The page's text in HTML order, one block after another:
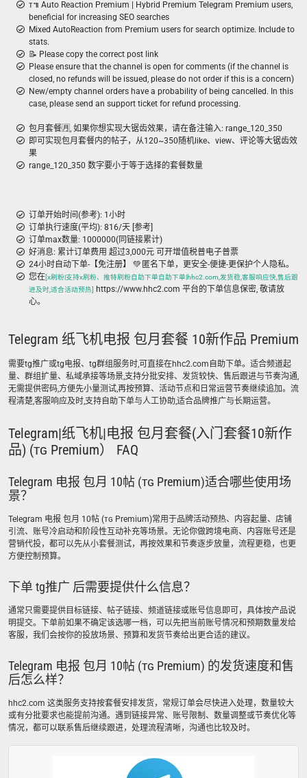
ᴛ៕ Auto Reaction Premium | Hybrid Premium Telegram Premium users,
beneficial for increasing SEO searches
Mixed AutoReaction from Premium users for search optimize. Include to
stats.
📝 Please copy the correct post link
Please ensure that the channel is open for comments (if the channel is
closed, no refunds will be issued, please do not order if this is a concern)
New/empty channel orders have a probability of being cancelled. In this
case, please send an support ticket for refund processing.
包月套餐🈷️, 如果你想实现大锯齿效果，请在备注输入: range_120_350
即可实现包月套餐内的帖子，从120~350随机like、view、评论等大锯齿效
果
range_120_350 数字要小于等于选择的套餐数量
订单开始时间(参考): 1小时
订单执行速度(平均): 816/天 [参考]
订单max数量: 1000000(同链接累计)
好消息: 累计订单费用 超过3,000元 可开增值税普电子普票
24小时自动下单-【免注册】 💚 匿名下单，更安全-便捷-更保护个人隐私。
您在[x刷粉|支持x刷粉、推特刷粉自助下单自助下单|hhc2.com,发货稳,客服响应快,售后跟
进及时,适合活动预热]
https://www.hhc2.com 平台的下单信息保密, 敬请放
心。
Telegram 纸飞机电报 包月套餐 10新作品 Premium
需要tg推广或tg电报、tg群组服务时,可直接在hhc2.com自助下单。适合频道起
量、群组扩量、私域承接等场景,支持分批安排、发货较快、售后跟进与节奏沟通,
无需提供密码,方便先小量测试,再按预算、活动节点和日常运营节奏继续追加。流
程清楚,客服响应及时,支持自助下单与人工协助,适合品牌推广与长期运营。
Telegram|纸飞机|电报 包月套餐(入门套餐10新作
品) (ᴛɢ Premium） FAQ
Telegram 电报 包月 10帖 (ᴛɢ Premium)适合哪些使用场
景？
Telegram 电报 包月 10帖 (ᴛɢ Premium)常用于品牌活动预热、内容起量、店铺
引流、账号冷启动和阶段性互动补充等场景。无论你做跨境电商、内容账号还是
营销代投，都可以先从小套餐测试，再按效果和节奏逐步放量，流程更稳，也更
方便控制预算。
下单 tg推广 后需要提供什么信息？
通常只需要提供目标链接、帖子链接、频道链接或账号信息即可，具体按产品说
明提交。下单前如果不确定该选哪一档，可以先把当前账号情况和预期数量发给
客服，我们会按你的投放场景、预算和发货节奏给出更合适的建议。
Telegram 电报 包月 10帖 (ᴛɢ Premium) 的发货速度和售
后怎么样？
hhc2.com 这类服务支持按套餐安排发货，常规订单会尽快进入处理，数量较大
或有分批要求也能提前沟通。遇到链接异常、账号限制、数量调整或节奏优化等
情况，都可以联系售后继续跟进，处理流程清晰，沟通也比较及时。